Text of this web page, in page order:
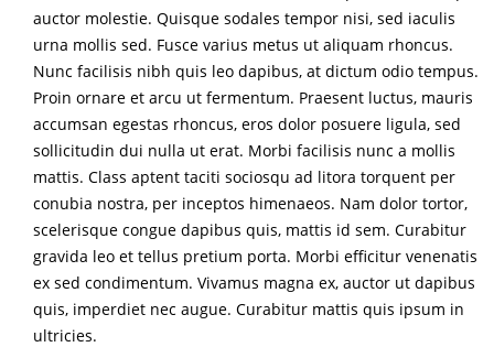
auctor molestie. Quisque sodales tempor nisi, sed iaculis
urna mollis sed. Fusce varius metus ut aliquam rhoncus.
Nunc facilisis nibh quis leo dapibus, at dictum odio tempus.
Proin ornare et arcu ut fermentum. Praesent luctus, mauris
accumsan egestas rhoncus, eros dolor posuere ligula, sed
sollicitudin dui nulla ut erat. Morbi facilisis nunc a mollis
mattis. Class aptent taciti sociosqu ad litora torquent per
conubia nostra, per inceptos himenaeos. Nam dolor tortor,
scelerisque congue dapibus quis, mattis id sem. Curabitur
gravida leo et tellus pretium porta. Morbi efficitur venenatis
ex sed condimentum. Vivamus magna ex, auctor ut dapibus
quis, imperdiet nec augue. Curabitur mattis quis ipsum in
ultricies.